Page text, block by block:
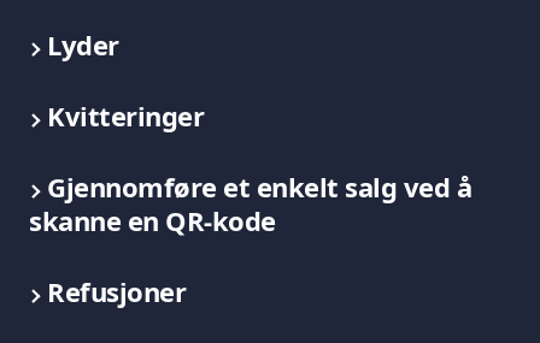
Lyder
Kvitteringer
Gjennomføre et enkelt salg ved å
skanne en QR-kode
Refusjoner